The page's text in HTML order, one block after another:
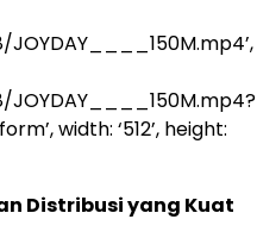
width: ‘512’, height:
Distribusi yang Kuat